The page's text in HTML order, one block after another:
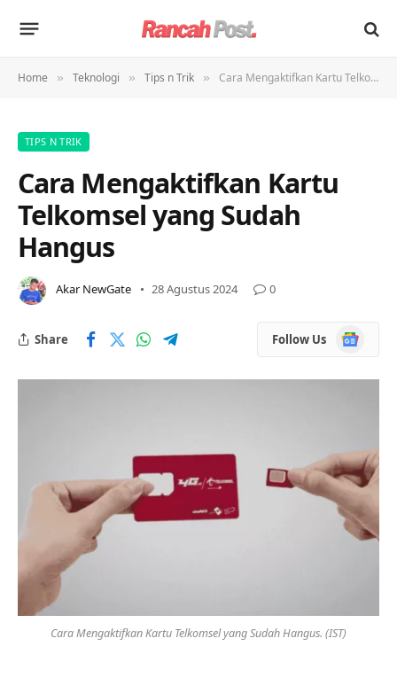
Home » Teknologi » Tips n Trik » Cara Mengaktifkan Kartu Telkomsel yang Sudah Hangus
TIPS N TRIK
Cara Mengaktifkan Kartu
Telkomsel yang Sudah
Hangus
Akar NewGate 28 Agustus 2024 0
Share Follow Us
Google
News
Cara Mengaktifkan Kartu Telkomsel yang Sudah Hangus. (IST)